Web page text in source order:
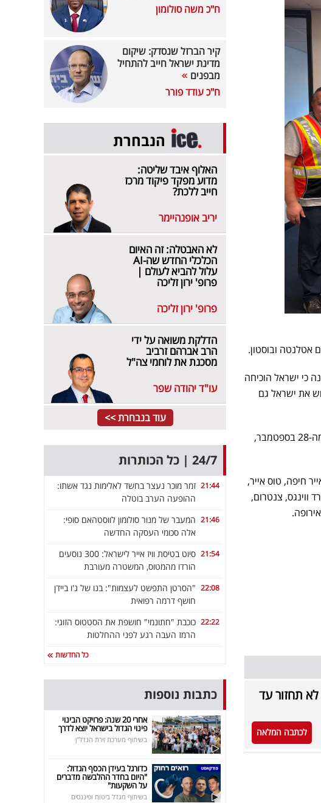
אטלנטה ובוסטון.
כי ישראל הוכיחה
את ישראל גם
עוד נודע היום כי חברת התעופה ההולנדית KLM תחדש אף היא את טיסותיה לישראל, החל מה-28 בספטמבר,
חיפה, טוס אייר,
ווינגס, צנטרום,
תחזור עד
לכתבה המלאה
ח"כ משה סולומון
קיר הברזל שנסדק: שיקום
מדינת ישראל חייב להתחיל
מבפנים
ח"כ עודד פורר
הנבחרת
האלוף איבד שליטה:
מדוע מפקד פיקוד מרכז
חייב ללכת?
יריב אופנהיימר
לא האבטלה: זה האיום
הכלכלי החדש שה-AI
עלול להביא לעולם |
פרופ' ירון זליכה
פרופ' ירון זליכה
הדלקת משואה על ידי
הרב אברהם זרביב
מסכנת את לוחמי צה"ל
עו"ד יהודה שפר
עוד בנבחרת >>
24/7 | כל הכותרות
21:44 זמר מוכר נעצר בחשד לאלימות נגד אשתו:
ההופעה הערב בוטלה
21:46 המעבר של מנור סולומון לווסטהאם סופי:
אלה סכומי העסקה החדשה
21:54
סיוט בטיסת וויז אייר לישראל: 300 נוסעים
הורדו מהמטוס, המשטרה מעורבת
22:08 "הסרטן התפשט לעצמות": בנו של ג'ו ביידן
חושף דרמה רפואית
22:22 כוכבת "חתונמי" חושפת את הסטטוס הזוגי:
הרמז העבה רגע לפני ההחלטות
כל החדשות
כתבות נוספות
אחרי 20 שנה: פרויקט הבינוי
פינוי הגדול בישראל יוצא לדרך
בשיתוף מערכת זירת הנדל"ן
כדורגל בעידן הכסף הגדול:
"היום בחדר ההלבשה מדברים
על השקעות"
בשיתוף מגדל ביטוח ופיננסים